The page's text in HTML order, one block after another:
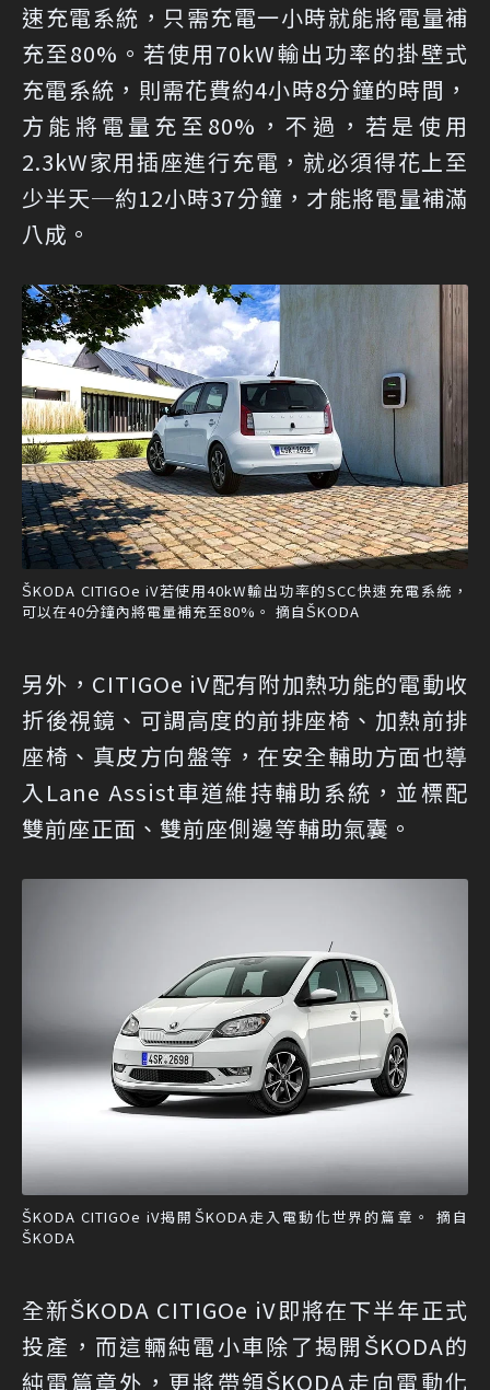
速充電系統，只需充電一小時就能將電量補
充至80%。若使用70kW輸出功率的掛壁式
充電系統，則需花費約4小時8分鐘的時間，
方能將電量充至80%，不過，若是使用
2.3kW家用插座進行充電，就必須得花上至
少半天─約12小時37分鐘，才能將電量補滿
八成。
ŠKODA CITIGOe iV若使用40kW輸出功率的SCC快速充電系統，
可以在40分鐘內將電量補充至80%。 摘自ŠKODA
另外，CITIGOe iV配有附加熱功能的電動收
折後視鏡、可調高度的前排座椅、加熱前排
座椅、真皮方向盤等，在安全輔助方面也導
入Lane Assist車道維持輔助系統，並標配
雙前座正面、雙前座側邊等輔助氣囊。
ŠKODA CITIGOe iV揭開ŠKODA走入電動化世界的篇章。 摘自
ŠKODA
全新ŠKODA CITIGOe iV即將在下半年正式
投產，而這輛純電小車除了揭開ŠKODA的
純電篇章外，更將帶領ŠKODA走向電動化